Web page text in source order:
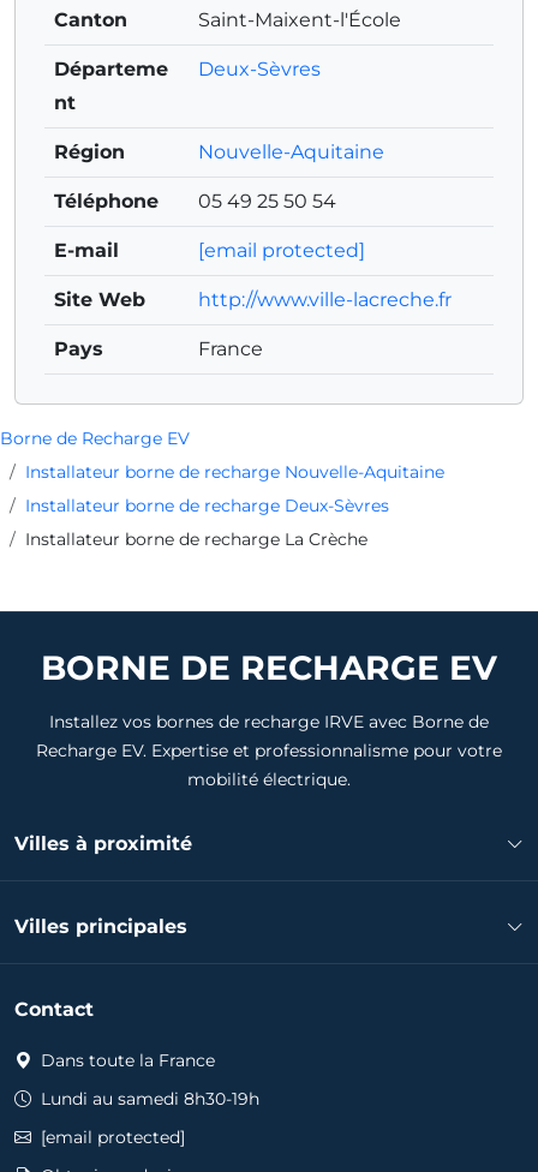
Borne de Recharge EV
Installateur borne de recharge Nouvelle-Aquitaine
Installateur borne de recharge Deux-Sèvres
Installateur borne de recharge La Crèche
Canton Saint-Maixent-l'École
Départeme
nt
Deux-Sèvres
Région Nouvelle-Aquitaine
Téléphone 05 49 25 50 54
E-mail [email protected]
Site Web http://www.ville-lacreche.fr
Pays France
BORNE DE RECHARGE EV
Installez vos bornes de recharge IRVE avec Borne de
Recharge EV. Expertise et professionnalisme pour votre
mobilité électrique.
Villes à proximité
Installateur borne de recharge Azay-le-Brûlé
Installateur borne de recharge Saint-Maixent-l'École
Installateur borne de recharge Châtillon-sur-Thouet
Installateur borne de recharge Gourgé
Installateur borne de recharge La Chapelle-Bertrand
Installateur borne de recharge La Peyratte
Villes principales
Installateur borne de recharge Bressuire
Installateur borne de recharge La Chapelle-Bertrand
Installateur borne de recharge La Peyratte
Contact
Dans toute la France
Lundi au samedi 8h30-19h
[email protected]